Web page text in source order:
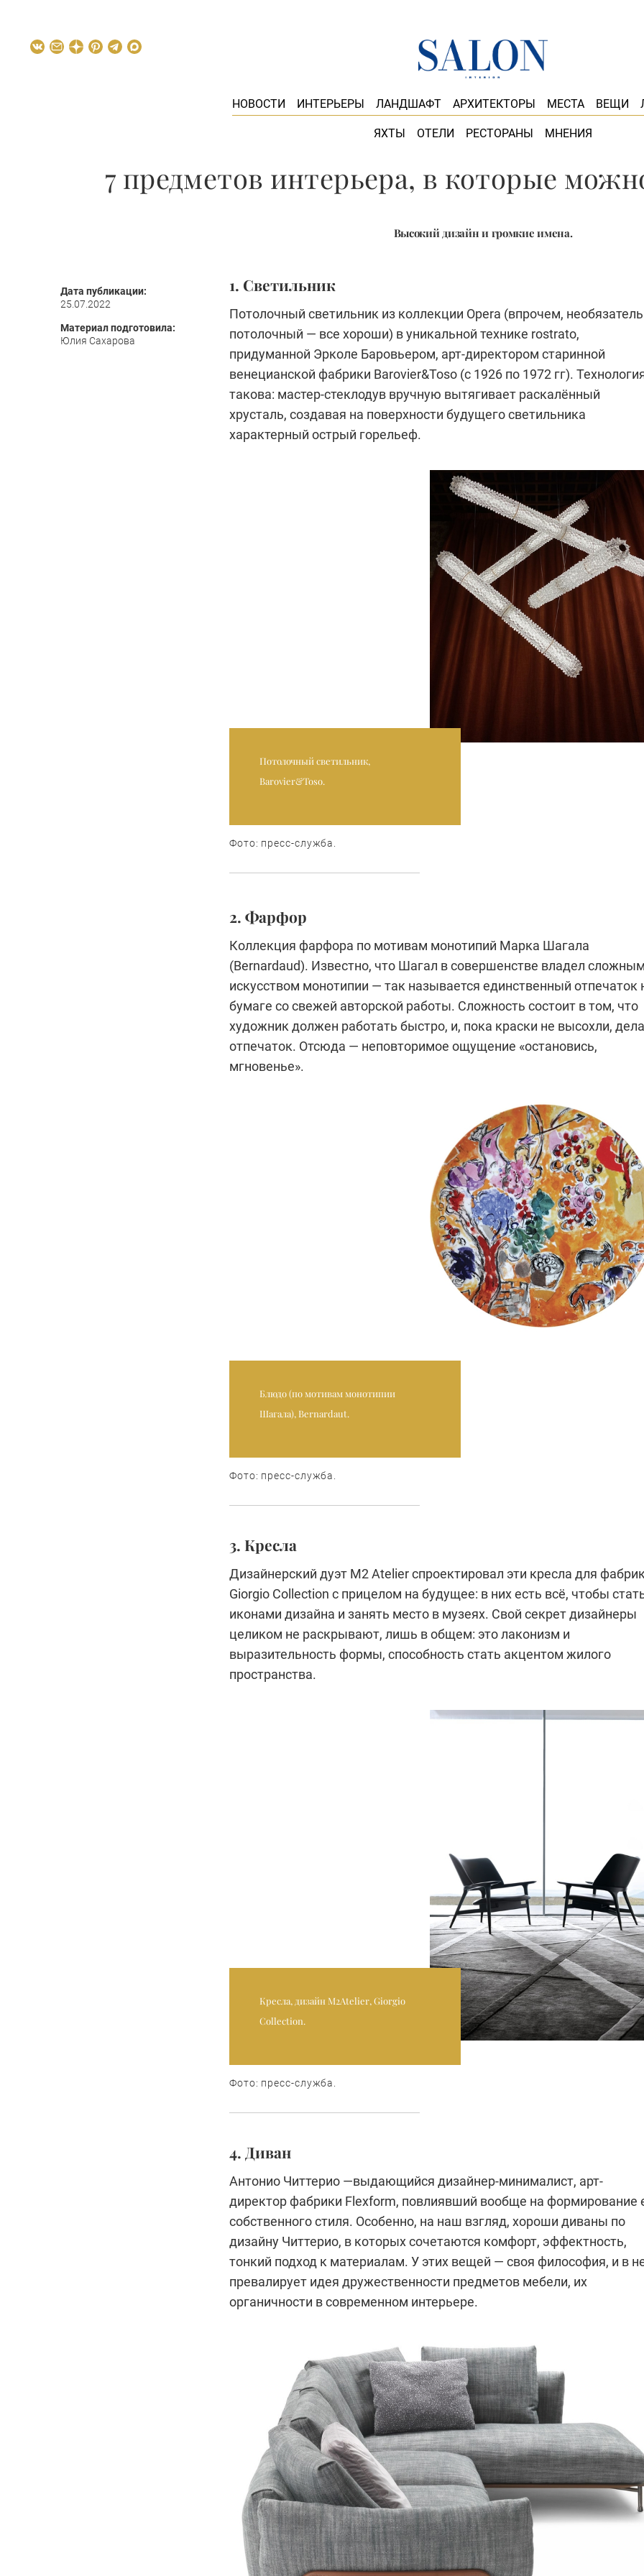
НОВОСТИ ИНТЕРЬЕРЫ ЛАНДШАФТ АРХИТЕКТОРЫ МЕСТА ВЕЩИ
ЯХТЫ ОТЕЛИ РЕСТОРАНЫ МНЕНИЯ
7 предметов интерьера, в которые
Высокий дизайн и громкие имена.
Дата публикации:
25.07.2022
Материал подготовила:
Юлия Сахарова
1. Светильник
Потолочный светильник из коллекции Opera (впрочем,
потолочный — все хороши) в уникальной технике rostrato,
придуманной Эрколе Баровьером, арт-директором старинной
венецианской фабрики Barovier&Toso (с 1926 по 1972 гг).
такова: мастер-стеклодув вручную вытягивает раскалённый
хрусталь, создавая на поверхности будущего светильника
характерный острый горельеф.
Потолочный светильник,
Barovier&Toso.
Фото: пресс-служба.
2. Фарфор
Коллекция фарфора по мотивам монотипий Марка Шагала
(Bernardaud). Известно, что Шагал в совершенстве владел
искусством монотипии — так называется единственный отпечаток
бумаге со свежей авторской работы. Сложность состоит в том, что
художник должен работать быстро, и, пока краски не высохли,
отпечаток. Отсюда — неповторимое ощущение «остановись,
мгновенье».
Блюдо (по мотивам монотипии
Шагала), Bernardaut.
Фото: пресс-служба.
3. Кресла
Дизайнерский дуэт М2 Atelier спроектировал эти кресла для
Giorgio Collection c прицелом на будущее: в них есть всё, чтобы
иконами дизайна и занять место в музеях. Свой секрет дизайнеры
целиком не раскрывают, лишь в общем: это лаконизм и
выразительность формы, способность стать акцентом жилого
пространства.
Кресла, дизайн M2Atelier, Giorgio
Collection.
Фото: пресс-служба.
4. Диван
Антонио Читтерио —выдающийся дизайнер-минималист, арт-
директор фабрики Flexform, повлиявший вообще на формирование
собственного стиля. Особенно, на наш взгляд, хороши диваны по
дизайну Читтерио, в которых сочетаются комфорт, эффектность,
тонкий подход к материалам. У этих вещей — своя философия, и в
превалирует идея дружественности предметов мебели, их
органичности в современном интерьере.